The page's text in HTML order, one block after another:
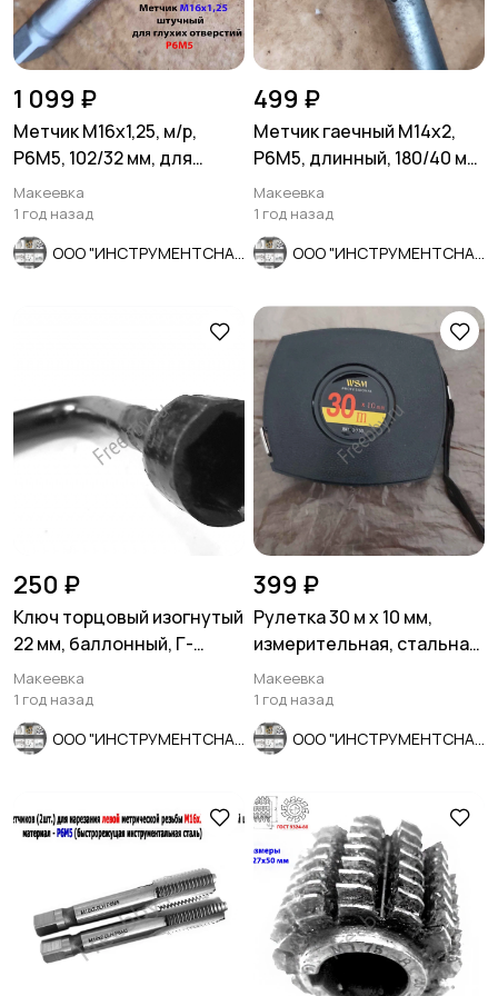
1 099 ₽
Метчик М16х1,25, м/р,
Р6М5, 102/32 мм, для
глухой резьбы, мелкий
шаг.
Макеевка
1 год назад
499 ₽
Метчик гаечный М14х2,
Р6М5, длинный, 180/40 мм,
основной шаг, СССР.
Макеевка
1 год назад
250 ₽
Ключ торцовый изогнутый
22 мм, баллонный, Г-
образный, черный, СССР.
Макеевка
1 год назад
399 ₽
Рулетка 30 м х 10 мм,
измерительная, стальная
лента, пластиковый корпу
Макеевка
1 год назад